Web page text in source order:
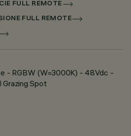
FULL REMOTE
FULL REMOTE
- RGBW (W=3000K) - 48Vdc -
Grazing Spot